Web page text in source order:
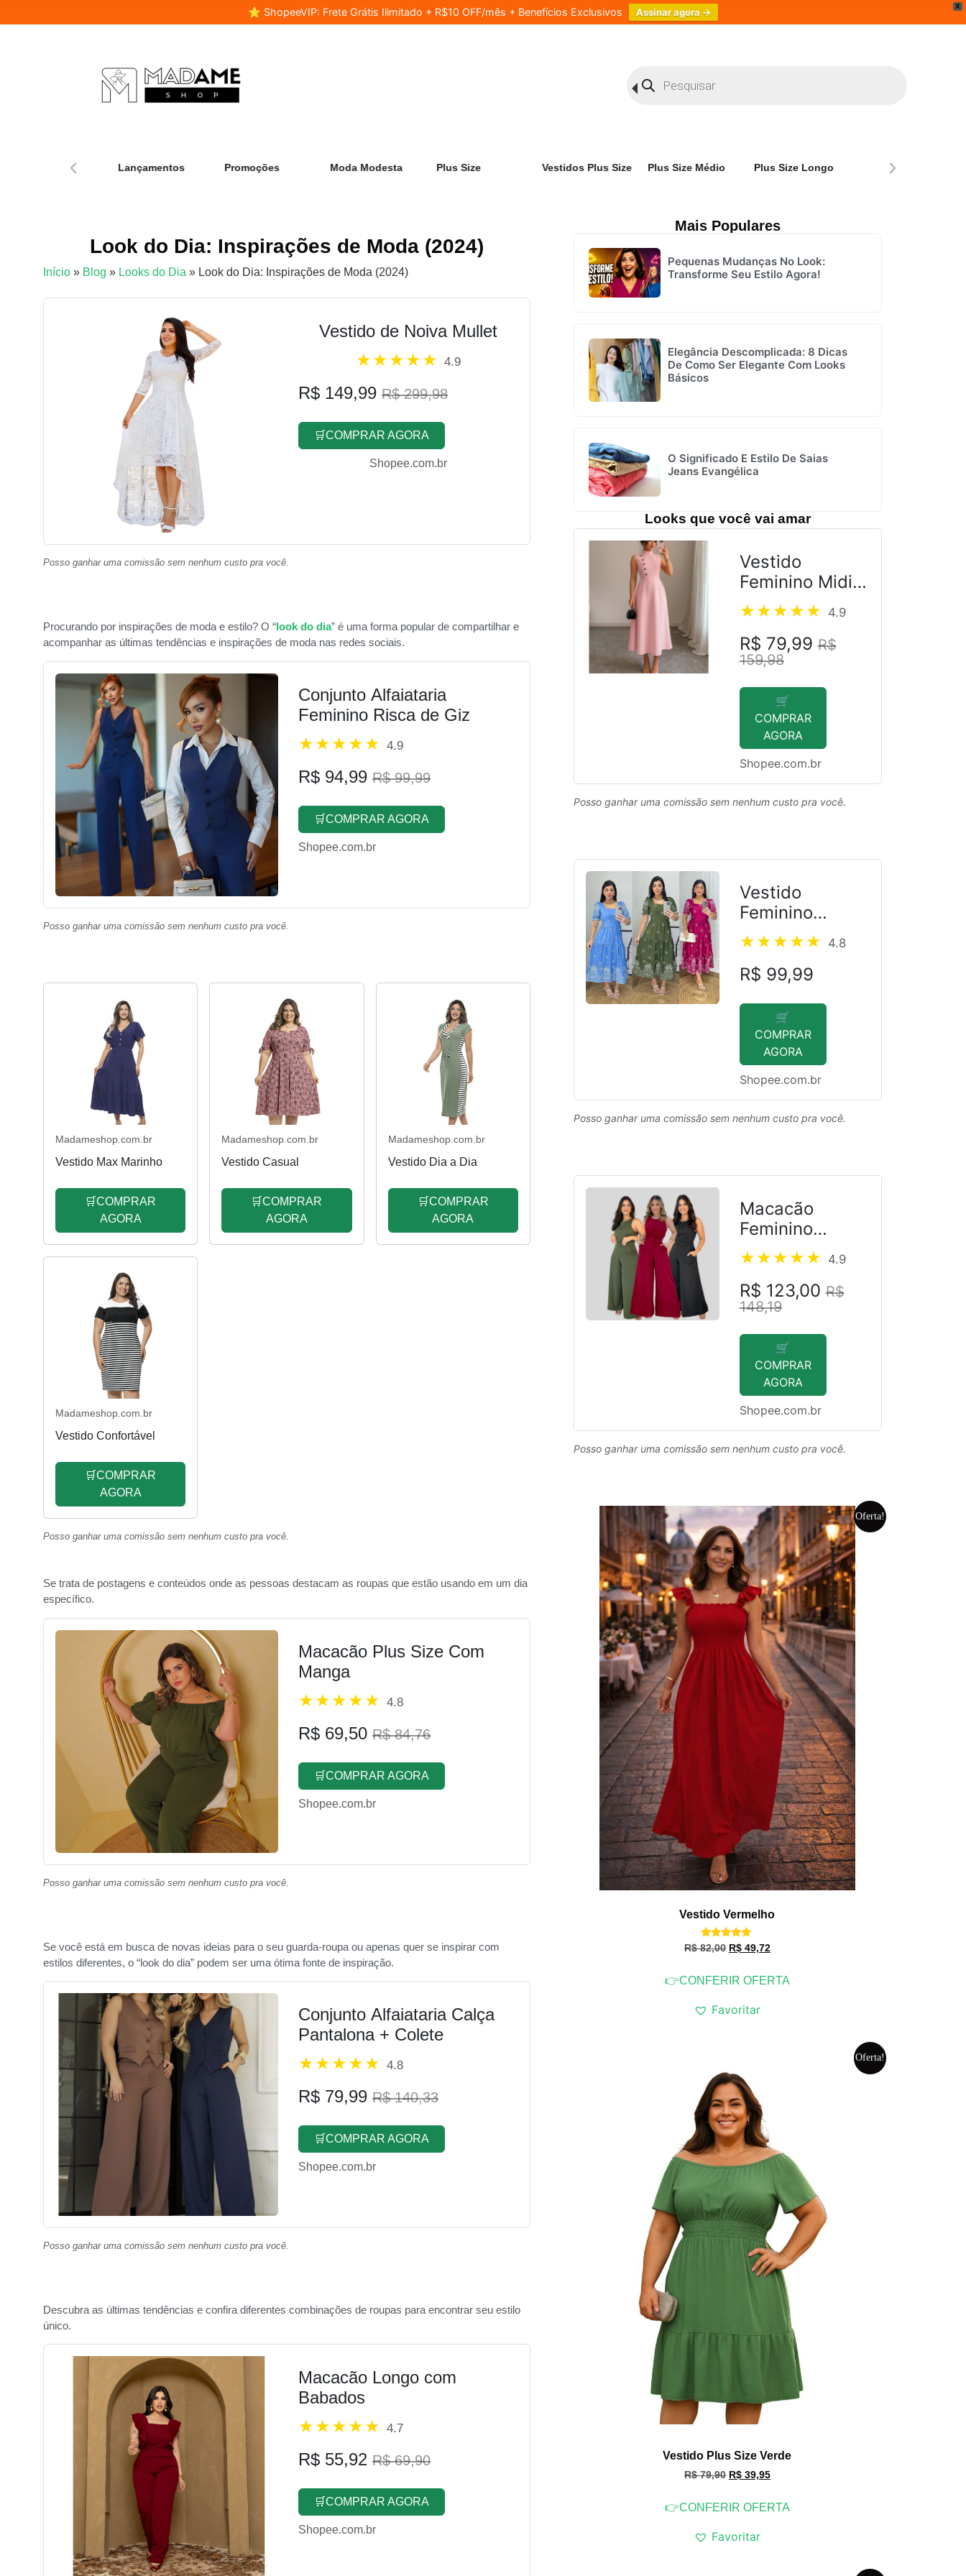
X
⭐ ShopeeVIP: Frete Grátis Ilimitado + R$10 OFF/mês + Benefícios Exclusivos Assinar agora →
Lançamentos Promoções Moda Modesta Plus Size Vestidos Plus Size Plus Size Médio Plus Size Longo Plus Size Rodado
Look do Dia: Inspirações de Moda (2024)
Início » Blog » Looks do Dia » Look do Dia: Inspirações de Moda (2024)
Vestido de Noiva Mullet
4.9
R$ 149,99 R$ 299,98
🛒COMPRAR AGORA
Shopee.com.br
Posso ganhar uma comissão sem nenhum custo pra você.
Procurando por inspirações de moda e estilo? O “look do dia” é uma forma popular de compartilhar e
acompanhar as últimas tendências e inspirações de moda nas redes sociais.
Conjunto Alfaiataria
Feminino Risca de Giz
4.9
R$ 94,99 R$ 99,99
🛒COMPRAR AGORA
Shopee.com.br
Posso ganhar uma comissão sem nenhum custo pra você.
Madameshop.com.br
Vestido Max Marinho
🛒COMPRAR
AGORA
Madameshop.com.br
Vestido Casual
🛒COMPRAR
AGORA
Madameshop.com.br
Vestido Dia a Dia
🛒COMPRAR
AGORA
Madameshop.com.br
Vestido Confortável
🛒COMPRAR
AGORA
Posso ganhar uma comissão sem nenhum custo pra você.
Se trata de postagens e conteúdos onde as pessoas destacam as roupas que estão usando em um dia
específico.
Macacão Plus Size Com
Manga
4.8
R$ 69,50 R$ 84,76
🛒COMPRAR AGORA
Shopee.com.br
Posso ganhar uma comissão sem nenhum custo pra você.
Se você está em busca de novas ideias para o seu guarda-roupa ou apenas quer se inspirar com
estilos diferentes, o “look do dia” podem ser uma ótima fonte de inspiração.
Conjunto Alfaiataria Calça
Pantalona + Colete
4.8
R$ 79,99 R$ 140,33
🛒COMPRAR AGORA
Shopee.com.br
Posso ganhar uma comissão sem nenhum custo pra você.
Descubra as últimas tendências e confira diferentes combinações de roupas para encontrar seu estilo
único.
Macacão Longo com
Babados
4.7
R$ 55,92 R$ 69,90
🛒COMPRAR AGORA
Shopee.com.br
Mais Populares
Pequenas Mudanças No Look:
Transforme Seu Estilo Agora!
Elegância Descomplicada: 8 Dicas
De Como Ser Elegante Com Looks
Básicos
O Significado E Estilo De Saias
Jeans Evangélica
Looks que você vai amar
Vestido
Feminino Midi
Alfaiataria
4.9
R$ 79,99R$
159,98
🛒
COMPRAR
AGORA
Shopee.com.br
Posso ganhar uma comissão sem nenhum custo pra você.
Vestido
Feminino
Elegante
Estampado4.8
R$ 99,99
🛒
COMPRAR
AGORA
Shopee.com.br
Posso ganhar uma comissão sem nenhum custo pra você.
Macacão
Feminino
Pantalona
4.9
R$ 123,00R$
148,19
🛒
COMPRAR
AGORA
Shopee.com.br
Posso ganhar uma comissão sem nenhum custo pra você.
Oferta!
Vestido Vermelho
Avaliação
5.00
R$82,00 R$49,72
👉CONFERIR OFERTA
Favoritar
Oferta!
Vestido Plus Size Verde
R$79,90 R$39,95
👉CONFERIR OFERTA
Favoritar